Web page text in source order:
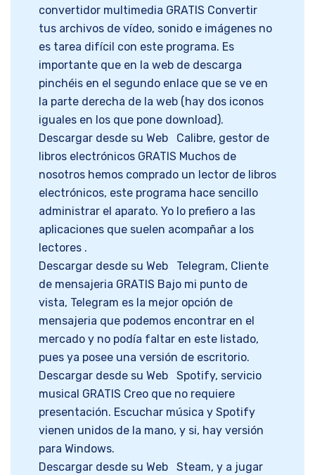
convertidor multimedia GRATIS Convertir
tus archivos de vídeo, sonido e imágenes no
es tarea difícil con este programa. Es
importante que en la web de descarga
pinchéis en el segundo enlace que se ve en
la parte derecha de la web (hay dos iconos
iguales en los que pone download).
Descargar desde su Web Calibre, gestor de
libros electrónicos GRATIS Muchos de
nosotros hemos comprado un lector de libros
electrónicos, este programa hace sencillo
administrar el aparato. Yo lo prefiero a las
aplicaciones que suelen acompañar a los
lectores .
Descargar desde su Web Telegram, Cliente
de mensajeria GRATIS Bajo mi punto de
vista, Telegram es la mejor opción de
mensajeria que podemos encontrar en el
mercado y no podía faltar en este listado,
pues ya posee una versión de escritorio.
Descargar desde su Web Spotify, servicio
musical GRATIS Creo que no requiere
presentación. Escuchar música y Spotify
vienen unidos de la mano, y si, hay versión
para Windows.
Descargar desde su Web Steam, y a jugar